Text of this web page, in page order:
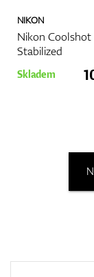
NIKON
Nikon
Stabilized
Skladem